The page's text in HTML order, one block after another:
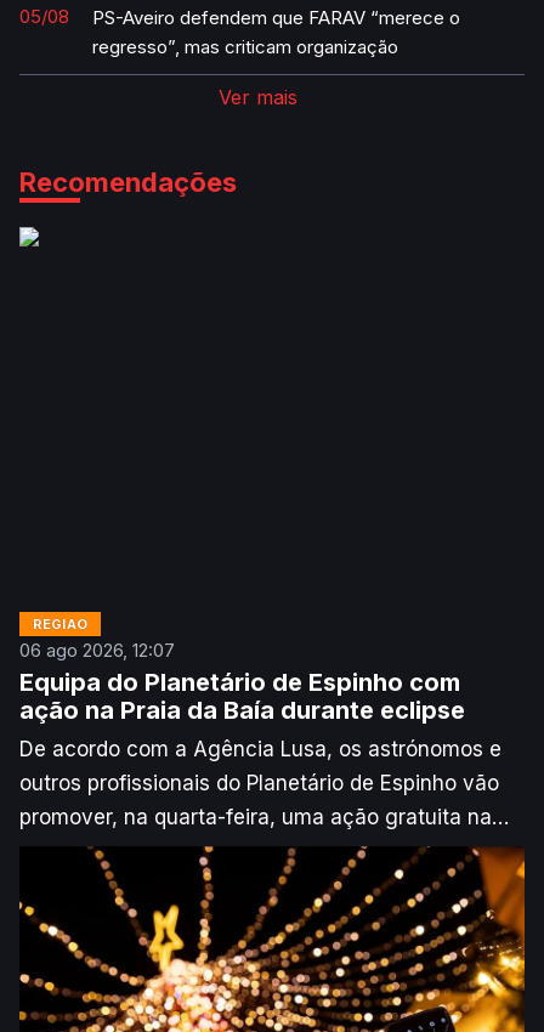
“uma vergonha”
05/08
PS-Aveiro defendem que FARAV “merece o
regresso”, mas criticam organização
Ver mais
Recomendações
REGIÃO
06 ago 2026, 12:07
Equipa do Planetário de Espinho com
ação na Praia da Baía durante eclipse
De acordo com a Agência Lusa, os astrónomos e
outros profissionais do Planetário de Espinho vão
promover, na quarta-feira, uma ação gratuita na
Praia da Baía para ajudar o público a observar e
perceber o eclipse solar, que nessa localização
deverá ocultar 98% do sol.